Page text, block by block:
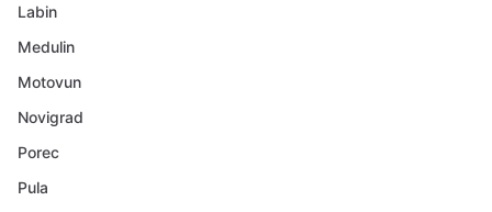
Labin
Medulin
Motovun
Novigrad
Porec
Pula